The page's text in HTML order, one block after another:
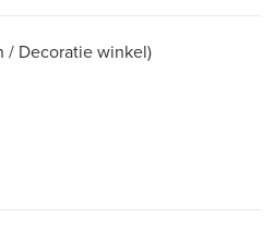
/ Decoratie winkel)